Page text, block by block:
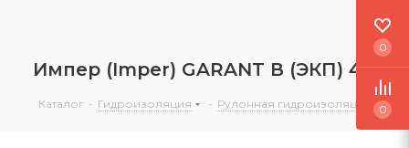
Импер (Imper) GARANT В (ЭКП) 4,5
Каталог - Гидроизоляция - Рулонная гидроизоляция
0
0